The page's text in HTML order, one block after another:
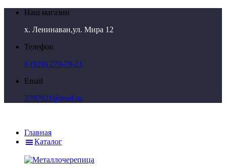
Наш магазин
х. Ленинаван,ул. Мира 12
Телефон
8 (928) 279-79-21
Email
2797921@mail.ru
Главная
Каталог